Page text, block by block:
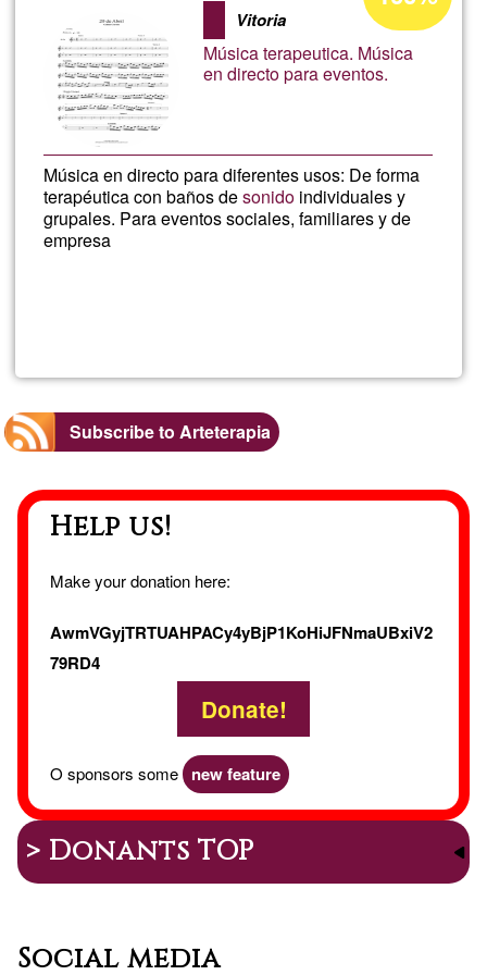
Vitoria
Música terapeutica. Música
en directo para eventos.
Música en directo para diferentes usos: De forma
terapéutica con baños desonido individuales y
grupales. Para eventos sociales, familiares y de
empresa
Ğ1
Subscribe to Arteterapia
Help us!
Make your donation here:
AwmVGyjTRTUAHPACy4yBjP1KoHiJFNmaUBxiV2
79RD4
Donate!
O sponsors some new feature
> Donants TOP
Social media